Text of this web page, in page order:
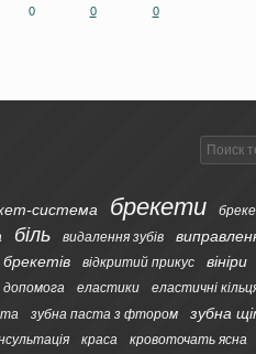
0
0 0
система брекети
біль видалення зубів
брекетів відкритий прикус
вініри
допомога еластики еластичні
зубна паста з фтором
зубна
краса
кровоточать ясна